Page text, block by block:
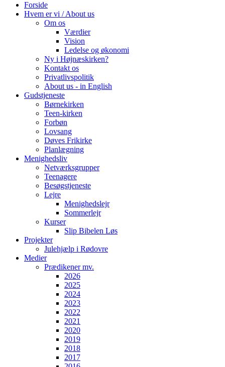
Forside
Hvem er vi / About us
Om os
Værdier
Vision
Ledelse og økonomi
Ny i Højnæskirken?
Kontakt os
Privatlivspolitik
About us - in English
Gudstjeneste
Børnekirken
Teen-kirken
Forbøn
Lovsang
Døves Frikirke
Planlægning
Menighedsliv
Netværksgrupper
Teenagere
Besøgstjeneste
Lejre
Menighedslejr
Sommerlejr
Kurser
Slip Bibelen Løs
Projekter
Julehjælp i Rødovre
Medier
Prædikener mv.
2026
2025
2024
2023
2022
2021
2020
2019
2018
2017